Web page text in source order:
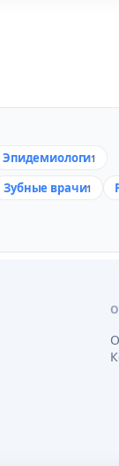
Эпидемиологи1
Зубные врачи1